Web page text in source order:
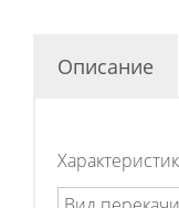
Описание